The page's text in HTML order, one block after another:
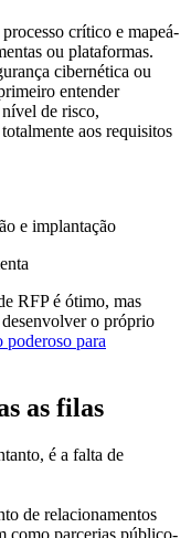
crítico e mapeá-
ou plataformas.
cibernética ou
entender
de risco,
aos requisitos
e implantação
RFP é ótimo, mas
desenvolver o próprio
poderoso para
as filas
é a falta de
de relacionamentos
como parcerias público-